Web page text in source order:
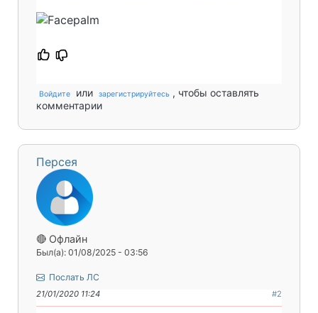
Войдите или зарегистрируйтесь , чтобы оставлять
комментарии
Персея
🔴 Офлайн
Был(а): 01/08/2025 - 03:56
Послать ЛС
21/01/2020 11:24 #2